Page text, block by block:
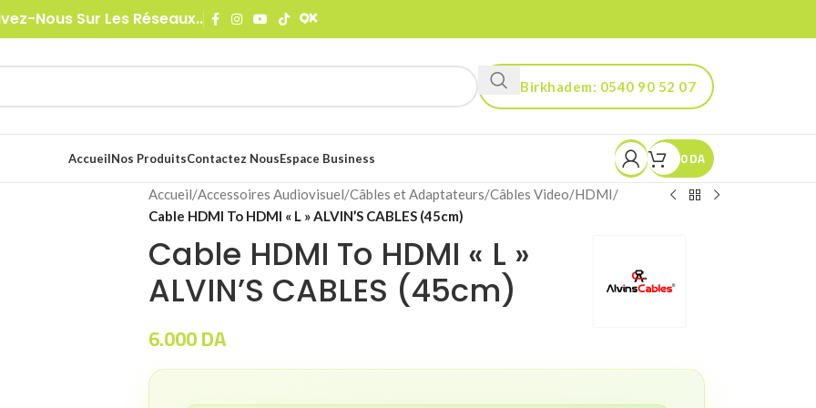
Nous Sur Les Réseaux..
Birkhadem: 0540 90 52 07
Kouba: 0560 90 52 03
AccueilNos ProduitsContactez NousEspace Business 0DA
Accueil/Accessoires Audiovisuel/Câbles et Adaptateurs/Câbles Video/HDMI/
Cable HDMI To HDMI « L » ALVIN’S CABLES (45cm)
Cable HDMI To HDMI « L »
ALVIN’S CABLES (45cm)
6.000DA